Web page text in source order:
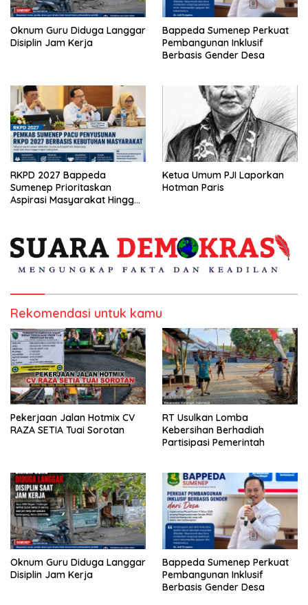
Oknum Guru Diduga Langgar
Disiplin Jam Kerja
Bappeda Sumenep Perkuat
Pembangunan Inklusif
Berbasis Gender Desa
RKPD 2027 Bappeda
Sumenep Prioritaskan
Aspirasi Masyarakat Hingga
Ketua Umum PJI Laporkan
Hotman Paris
Rekomendasi untuk kamu
Pekerjaan Jalan Hotmix CV
RAZA SETIA Tuai Sorotan
RT Usulkan Lomba
Kebersihan Berhadiah
Partisipasi Pemerintah
Oknum Guru Diduga Langgar
Disiplin Jam Kerja
Bappeda Sumenep Perkuat
Pembangunan Inklusif
Berbasis Gender Desa